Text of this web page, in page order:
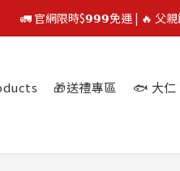
🚛 官網限時$𝟵𝟵𝟵免運 | 🔥 父
🚛 官網限時$𝟵𝟵𝟵免運 | 🔥 父
⭐️ 買二送一 ⭐️  冷凍
🔥
🎁送禮專區 🐟 大仁